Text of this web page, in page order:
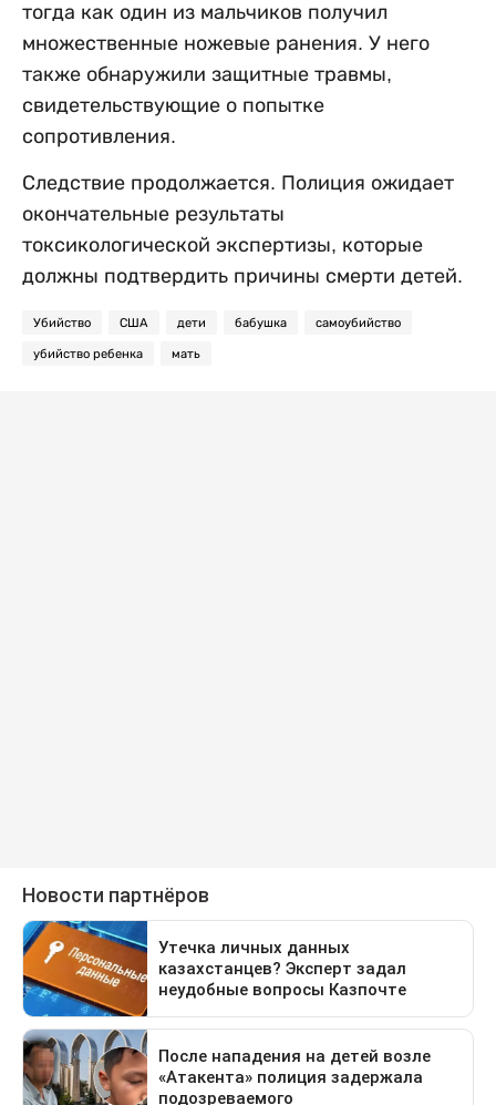
тогда как один из мальчиков получил
множественные ножевые ранения. У него
также обнаружили защитные травмы,
свидетельствующие о попытке
сопротивления.
Следствие продолжается. Полиция ожидает
окончательные результаты
токсикологической экспертизы, которые
должны подтвердить причины смерти детей.
Убийство США дети бабушка самоубийство
убийство ребенка мать